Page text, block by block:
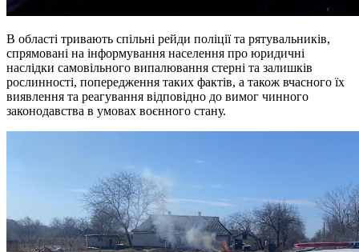
В області тривають спільні рейди поліції та рятувальників,
спрямовані на інформування населення про юридичні
наслідки самовільного випалювання стерні та залишків
рослинності, попередження таких фактів, а також вчасного їх
виявлення та реагування відповідно до вимог чинного
законодавства в умовах воєнного стану.